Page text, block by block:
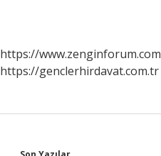
https://www.zenginforum.com
https://genclerhirdavat.com.tr